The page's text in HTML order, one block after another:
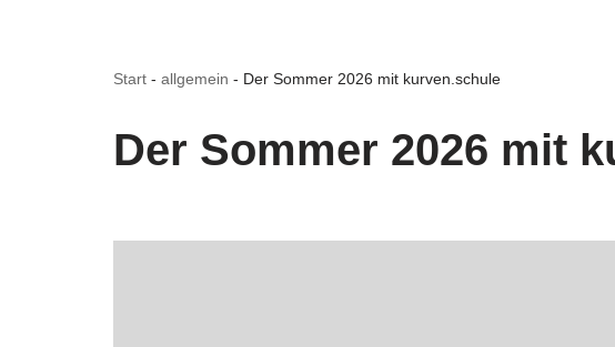
Start - allgemein - Der Sommer 2026 mit kurven.schule
Der Sommer 2026 mit